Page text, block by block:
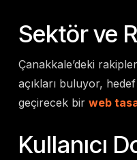
Sektör ve
Çanakkale’deki
açıkları buluyor,
geçirecek bir web
Kullanıcı